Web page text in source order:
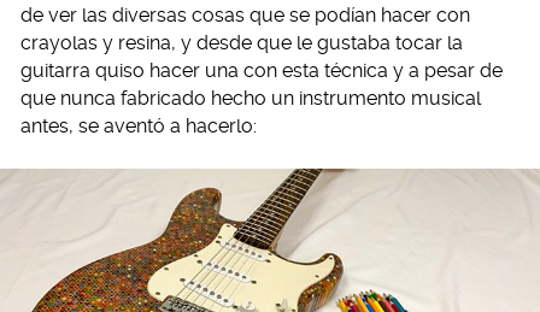
de ver las diversas cosas que se podían hacer con
crayolas y resina, y desde que le gustaba tocar la
guitarra quiso hacer una con esta técnica y a pesar de
que nunca fabricado hecho un instrumento musical
antes, se aventó a hacerlo: